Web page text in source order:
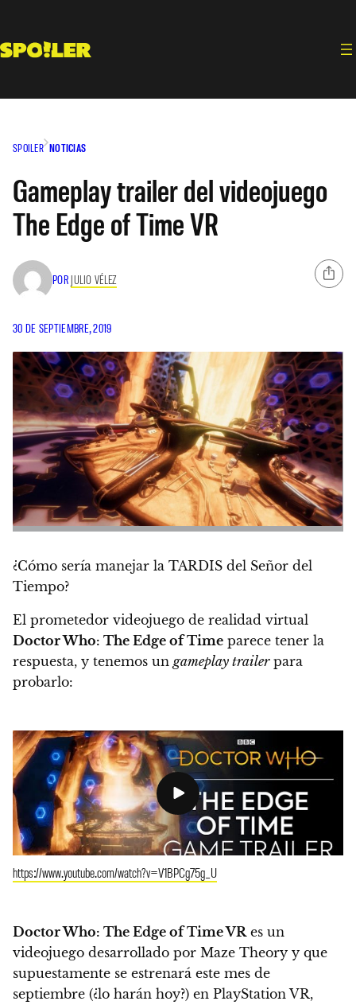
contenido
SPOILER NOTICIAS
Gameplay trailer del videojuego
The Edge of Time VR
POR JULIO VÉLEZ
30 DE SEPTIEMBRE, 2019
¿Cómo sería manejar la TARDIS del Señor del
Tiempo?
El prometedor videojuego de realidad virtual
Doctor Who: The Edge of Time parece tener la
respuesta, y tenemos un gameplay trailerpara
probarlo:
https://www.youtube.com/watch?v=V1BPCg75g_U
Doctor Who: The Edge of Time VRes un
videojuego desarrollado por Maze Theory y que
supuestamente se estrenará este mes de
septiembre (¿lo harán hoy?) en PlayStation VR,